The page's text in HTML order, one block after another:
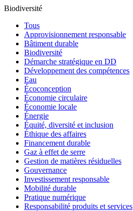
Biodiversité
Tous
Approvisionnement responsable
Bâtiment durable
Biodiversité
Démarche stratégique en DD
Développement des compétences
Eau
Écoconception
Économie circulaire
Économie locale
Énergie
Équité, diversité et inclusion
Éthique des affaires
Financement durable
Gaz à effet de serre
Gestion de matières résiduelles
Gouvernance
Investissement responsable
Mobilité durable
Pratique numérique
Responsabilité produits et services